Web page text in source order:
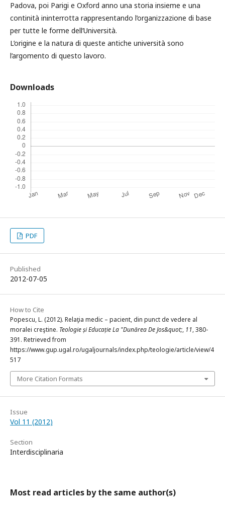
Padova, poi Parigi e Oxford anno una storia insieme e una
continità ininterrotta rappresentando l’organizzazione di base
per tutte le forme dell’Università.
L’origine e la natura di queste antiche università sono
l’argomento di questo lavoro.
Downloads
PDF
Published
2012-07-05
How to Cite
Popescu, L. (2012). Relaţia medic – pacient, din punct de vedere al
moralei creştine. Teologie și Educație La "Dunărea De Jos&quot;, 11, 380-
391. Retrieved from
https://www.gup.ugal.ro/ugaljournals/index.php/teologie/article/view/4
517
More Citation Formats
Issue
Vol 11 (2012)
Section
Interdisciplinaria
Most read articles by the same author(s)